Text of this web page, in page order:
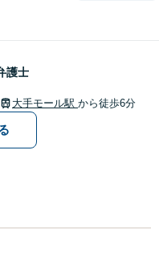
ひお気軽に
平日夜間相
士在籍】
護士
大手モール駅 から徒歩6分